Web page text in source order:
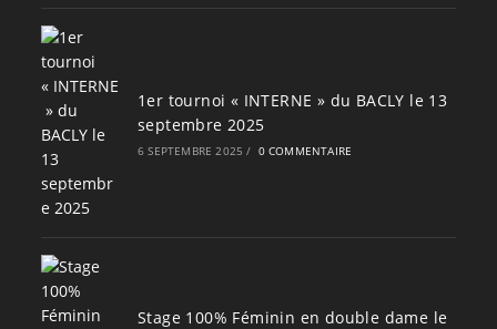
1er tournoi « INTERNE » du BACLY le 13
septembre 2025
6 SEPTEMBRE 2025 / 0 COMMENTAIRE
Stage 100% Féminin en double dame le